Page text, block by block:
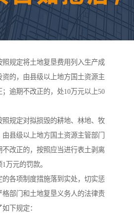
照规定将土地复垦费用列入生产成
的，由县级以上地方国土资源主
逾期不改正的，处10万元以上50
照规定对拟损毁的耕地、林地、牧
县级以上地方国土资源主管部门
改正的，按照应当进行表土剥离
万元的罚款。
各项制度措施落到实处，切实惩
格部门和土地复垦义务人的法律责
下规定：